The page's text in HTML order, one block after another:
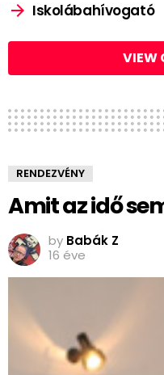
Iskolábahívogató
VIEW
RENDEZVÉNY
Amit az idő
by Babák Z
16 éve